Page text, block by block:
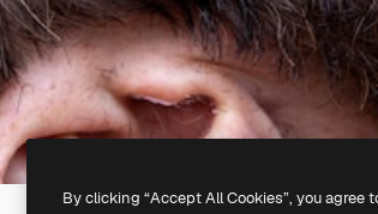
By clicking “Accept All Cookies”, you